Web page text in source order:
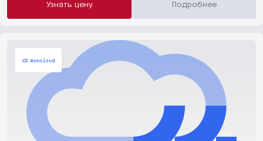
Узнать цену Подробнее